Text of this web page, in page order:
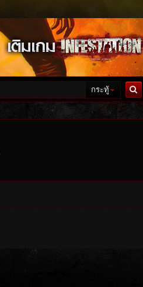
กระทู้
ค้นหา